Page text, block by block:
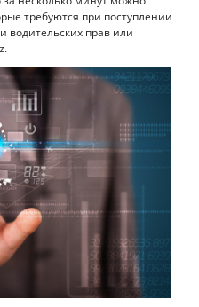
требуются при поступлении
водительских прав или